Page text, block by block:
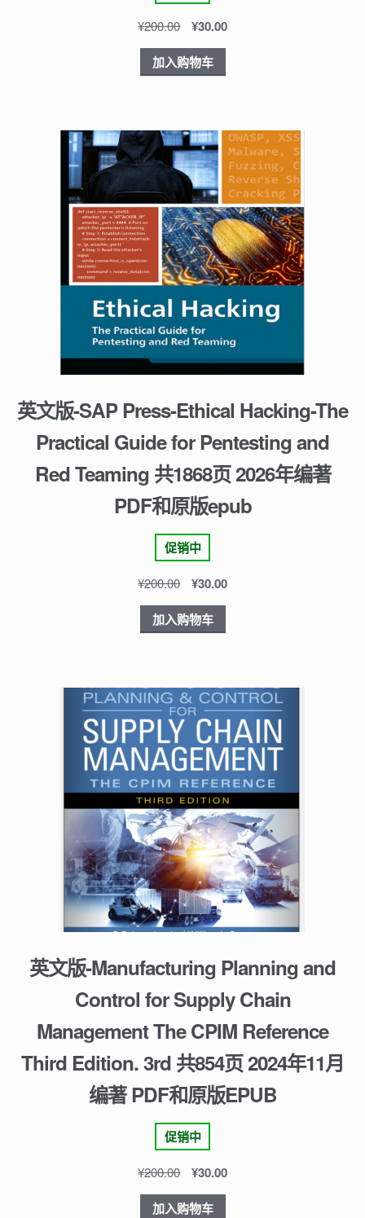
¥200.00 ¥30.00
加入购物车
英文版-SAP Press-Ethical Hacking-The
Practical Guide for Pentesting and
Red Teaming 共1868页 2026年编著
PDF和原版epub
促销中
¥200.00 ¥30.00
加入购物车
英文版-Manufacturing Planning and
Control for Supply Chain
Management The CPIM Reference
Third Edition. 3rd 共854页 2024年11月
编著 PDF和原版EPUB
促销中
¥200.00 ¥30.00
加入购物车